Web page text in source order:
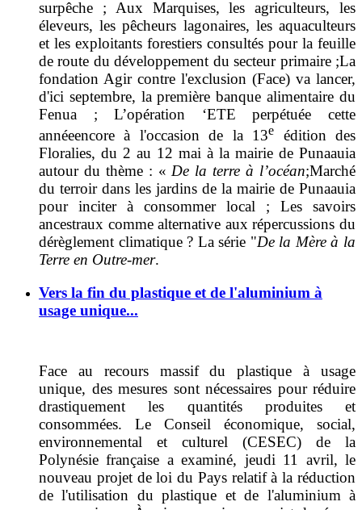
surpêche ; Aux Marquises, les agriculteurs, les
éleveurs, les pêcheurs lagonaires, les aquaculteurs
et les exploitants forestiers consultés pour la feuille
de route du développement du secteur primaire ;La
fondation Agir contre l'exclusion (Face) va lancer,
d'ici septembre, la première banque alimentaire du
Fenua ;L’opération ‘ETE perpétuée cette
annéeencore à l'occasion de la 13e
édition des
Floralies, du 2 au 12 mai à la mairie de Punaauia
autour du thème : «De la terre à l’océan;Marché
du terroir dans les jardins de la mairie de Punaauia
pour inciter à consommer local ; Les savoirs
ancestraux commealternative aux répercussions du
dérèglement climatique ? La série "De la Mère à la
Terre en Outre-mer.
Vers la fin du plastique et de l'aluminium à
usage unique...
Face au recours massif du plastique à usage
unique, des mesures sont nécessaires pour réduire
drastiquement les quantités produites et
consommées. Le Conseil économique, social,
environnemental et culturel (CESEC) de la
Polynésie française a examiné, jeudi 11 avril, le
nouveau projet de loi du Pays relatif à la réduction
de l'utilisation du plastique et de l'aluminium à